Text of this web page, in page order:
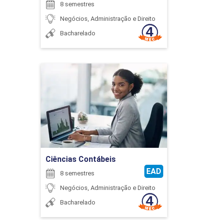
GESTÃO PATRIMONIAL E SAÚDE
FINANCEIRA
75
INFORMÁTICA APLICADA
45
8 semestres
Negócios, Administração e Direito
Bacharelado
Ciências Contábeis
EAD
8 semestres
Negócios, Administração e Direito
Bacharelado
Ciências Contábeis
Detalhes do curso
Ir para Inscrição